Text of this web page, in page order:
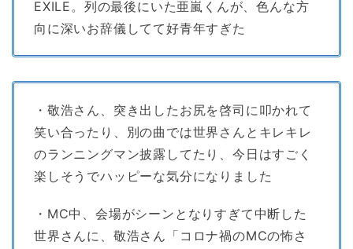
EXILE。列の最後にいた亜嵐くんが、色んな方
向に深いお辞儀してて好青年すぎた
・敬浩さん、突き出したお尻を啓司に叩かれて
笑い合ったり、別の曲では世界さんとキレキレ
のランニングマン披露してたり、今日はすごく
楽しそうでハッピーな気分になりました
・MC中、会場がシーンとなりすぎて中断した
世界さんに、敬浩さん「コロナ禍のMCの怖さ